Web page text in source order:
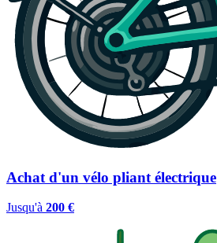
Achat d'un vélo pliant électrique
Jusqu'à 200 €